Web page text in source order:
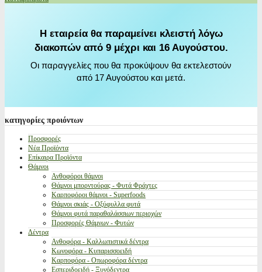
Η εταιρεία θα παραμείνει κλειστή λόγω
διακοπών από 9 μέχρι και 16 Αυγούστου.
Οι παραγγελίες που θα προκύψουν θα εκτελεστούν
από 17 Αυγούστου και μετά.
κατηγορίες προιόντων
Προσφορές
Νέα Προϊόντα
Επίκαιρα Προϊόντα
Θάμνοι
Ανθοφόροι θάμνοι
Θάμνοι μπορντούρας - Φυτά Φράχτες
Καρποφόροι θάμνοι - Superfoods
Θάμνοι σκιάς - Οξύφυλλα φυτά
Θάμνοι φυτά παραθαλάσσιων περιοχών
Προσφορές Θάμνων - Φυτών
Δέντρα
Ανθοφόρα - Καλλωπιστικά δέντρα
Κωνοφόρα - Κυπαρισσοειδή
Καρποφόρα - Οπωροφόρα δέντρα
Εσπεριδοειδή - Ξυνόδεντρα